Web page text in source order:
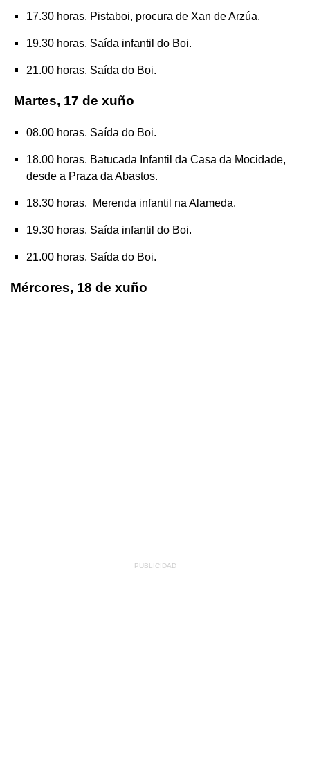
17.30 horas. Pistaboi, procura de Xan de Arzúa.
19.30 horas. Saída infantil do Boi.
21.00 horas. Saída do Boi.
Martes, 17 de xuño
08.00 horas. Saída do Boi.
18.00 horas. Batucada Infantil da Casa da Mocidade,
desde a Praza da Abastos.
18.30 horas. Merenda infantil na Alameda.
19.30 horas. Saída infantil do Boi.
21.00 horas. Saída do Boi.
Mércores, 18 de xuño